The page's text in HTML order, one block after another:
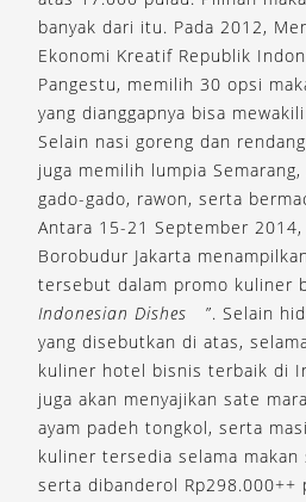
banyak dari itu. Pada 2012,
Ekonomi Kreatif Republik
Pangestu, memilih 30 opsi
yang dianggapnya bisa
Selain nasi goreng dan
juga memilih lumpia
gado-gado, rawon, serta
Antara 15-21 September
Borobudur Jakarta
tersebut dalam promo kuliner
Indonesian Dishes
”. Selain
yang disebutkan di atas,
kuliner hotel bisnis terbaik di
juga akan menyajikan sate
ayam padeh tongkol, serta
kuliner tersedia selama makan
serta dibanderol Rp298.000++